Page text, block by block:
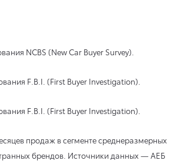
NCBS (New Car Buyer Survey).
F.B.I. (First Buyer Investigation).
F.B.I. (First Buyer Investigation).
продаж в сегменте среднеразмерных
брендов. Источники данных — АЕБ